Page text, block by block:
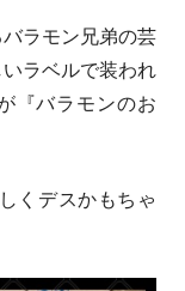
ラモン兄弟の芸
ラベルで装われ
『バラモンのお
くデスかもちゃ